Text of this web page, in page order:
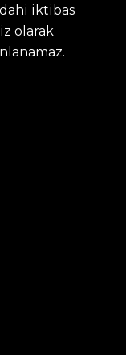
iktibas
olarak